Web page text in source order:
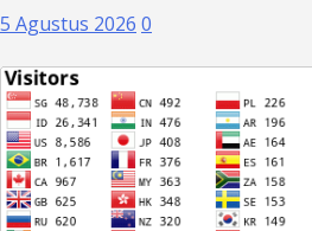
5 Agustus 2026 0